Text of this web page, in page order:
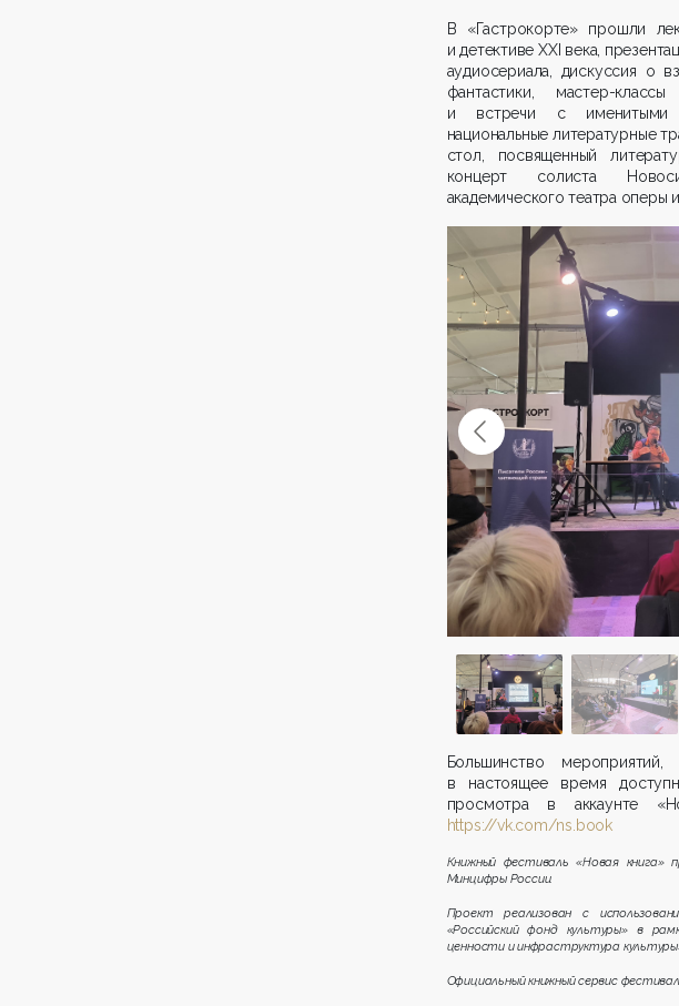
В «Гастрокорте» прошли
и детективе XXI века,
аудиосериала, дискуссия о
фантастики, мастер-
и встречи с именитыми
национальные литературные
стол, посвященный
концерт солиста
академического театра оперы
Большинство
в настоящее время
просмотра в аккаунте
https://vk.com/ns.book
Книжный фестиваль «Новая книга»
Минцифры России.
Проект реализован с
«Российский фонд культуры» в
ценности и инфраструктура
Официальный книжный сервис